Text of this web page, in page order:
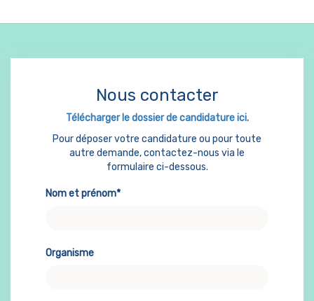
Nous contacter
Télécharger le dossier de candidature ici.
Pour déposer votre candidature ou pour toute
autre demande, contactez-nous via le
formulaire ci-dessous.
Nom et prénom*
Organisme